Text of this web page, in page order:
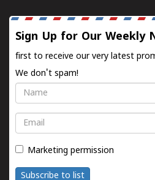
Sign Up for Our Weekly
first to receive our very latest
We don't spam!
Name
Email
Marketing permission
Subscribe to list